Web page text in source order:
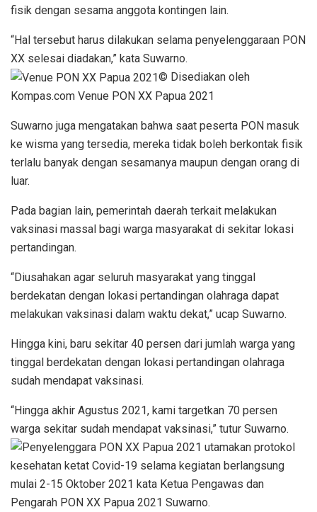
fisik dengan sesama anggota kontingen lain.
“Hal tersebut harus dilakukan selama penyelenggaraan PON
XX selesai diadakan,” kata Suwarno.
© Disediakan oleh
Kompas.com Venue PON XX Papua 2021
Suwarno juga mengatakan bahwa saat peserta PON masuk
ke wisma yang tersedia, mereka tidak boleh berkontak fisik
terlalu banyak dengan sesamanya maupun dengan orang di
luar.
Pada bagian lain, pemerintah daerah terkait melakukan
vaksinasi massal bagi warga masyarakat di sekitar lokasi
pertandingan.
“Diusahakan agar seluruh masyarakat yang tinggal
berdekatan dengan lokasi pertandingan olahraga dapat
melakukan vaksinasi dalam waktu dekat,” ucap Suwarno.
Hingga kini, baru sekitar 40 persen dari jumlah warga yang
tinggal berdekatan dengan lokasi pertandingan olahraga
sudah mendapat vaksinasi.
“Hingga akhir Agustus 2021, kami targetkan 70 persen
warga sekitar sudah mendapat vaksinasi,” tutur Suwarno.